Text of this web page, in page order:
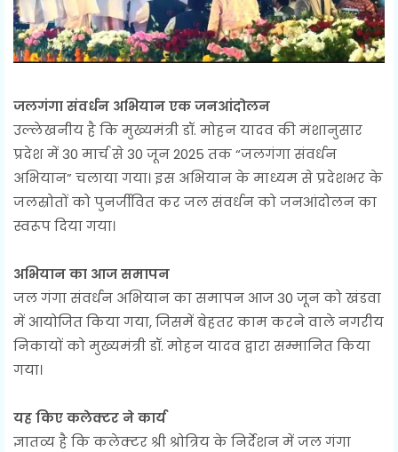
जलगंगा संवर्धन अभियान एक जनआंदोलन
उल्लेखनीय है कि मुख्यमंत्री डॉ. मोहन यादव की मंशानुसार
प्रदेश में 30 मार्च से 30 जून 2025 तक “जलगंगा संवर्धन
अभियान” चलाया गया। इस अभियान के माध्यम से प्रदेशभर के
जलस्रोतों को पुनर्जीवित कर जल संवर्धन को जनआंदोलन का
स्वरूप दिया गया।
अभियान का आज समापन
जल गंगा संवर्धन अभियान का समापन आज 30 जून को खंडवा
में आयोजित किया गया, जिसमें बेहतर काम करने वाले नगरीय
निकायों को मुख्यमंत्री डॉ. मोहन यादव द्वारा सम्मानित किया
गया।
यह किए कलेक्टर ने कार्य
ज्ञातव्य है कि कलेक्टर श्री श्रोत्रिय के निर्देशन में जल गंगा